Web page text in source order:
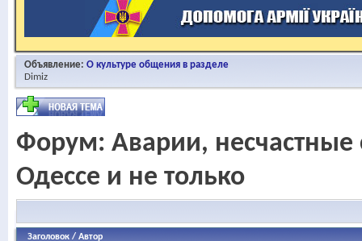
Объявление: О культуре общения в разделе
Dimiz
Форум: Аварии,
Одессе и не только
Заголовок / Автор